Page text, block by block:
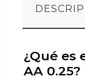
¿Qué es
AA 0.25?